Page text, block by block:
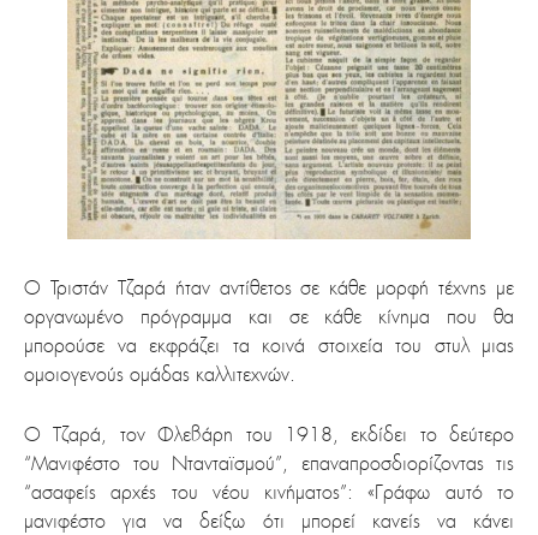
Ο Τριστάν Τζαρά ήταν αντίθετος σε κάθε μορφή τέχνης με
οργανωμένο πρόγραμμα και σε κάθε κίνημα που θα
μπορούσε να εκφράζει τα κοινά στοιχεία του στυλ μιας
ομοιογενούς ομάδας καλλιτεχνών.
Ο Τζαρά, τον Φλεβάρη του 1918, εκδίδει το δεύτερο
“Μανιφέστο του Ντανταϊσμού”, επαναπροσδιορίζοντας τις
“ασαφείς αρχές του νέου κινήματος”: «Γράφω αυτό το
μανιφέστο για να δείξω ότι μπορεί κανείς να κάνει